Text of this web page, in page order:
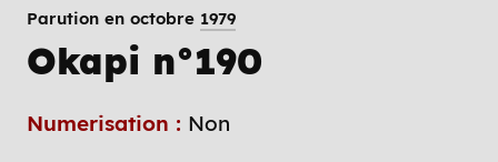
Parution en octobre 1979
Okapi n°190
Numerisation : Non